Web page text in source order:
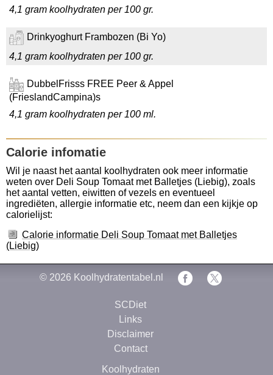
4,1 gram koolhydraten per 100 gr.
Drinkyoghurt Frambozen (Bi Yo)
4,1 gram koolhydraten per 100 gr.
DubbelFrisss FREE Peer & Appel
(FrieslandCampina)s
4,1 gram koolhydraten per 100 ml.
Calorie infomatie
Wil je naast het aantal koolhydraten ook meer informatie
weten over Deli Soup Tomaat met Balletjes (Liebig), zoals
het aantal vetten, eiwitten of vezels en eventueel
ingrediëten, allergie informatie etc, neem dan een kijkje op
calorielijst:
Calorie informatie Deli Soup Tomaat met Balletjes
(Liebig)
© 2026 Koolhydratentabel.nl
SCDiet
Links
Disclaimer
Contact
Koolhydraten